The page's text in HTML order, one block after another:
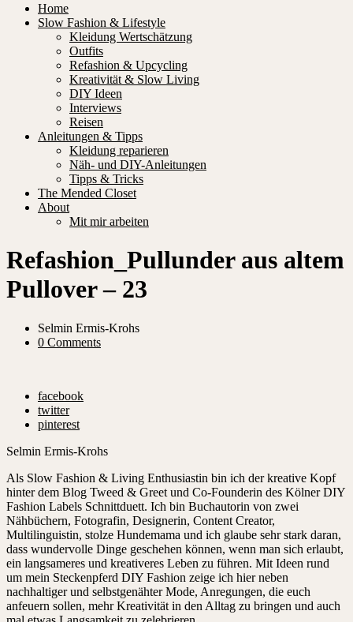
Home
Slow Fashion & Lifestyle
Kleidung Wertschätzung
Outfits
Refashion & Upcycling
Kreativität & Slow Living
DIY Ideen
Interviews
Reisen
Anleitungen & Tipps
Kleidung reparieren
Näh- und DIY-Anleitungen
Tipps & Tricks
The Mended Closet
About
Mit mir arbeiten
Refashion_Pullunder aus altem
Pullover – 23
Selmin Ermis-Krohs
0 Comments
facebook
twitter
pinterest
Selmin Ermis-Krohs
Als Slow Fashion & Living Enthusiastin bin ich der kreative Kopf
hinter dem Blog Tweed & Greet und Co-Founderin des Kölner DIY
Fashion Labels Schnittduett. Ich bin Buchautorin von zwei
Nähbüchern, Fotografin, Designerin, Content Creator,
Multilinguistin, stolze Hundemama und ich glaube sehr stark daran,
dass wundervolle Dinge geschehen können, wenn man sich erlaubt,
ein langsameres und kreativeres Leben zu führen. Mit Ideen rund
um mein Steckenpferd DIY Fashion zeige ich hier neben
nachhaltiger und selbstgenähter Mode, Anregungen, die euch
anfeuern sollen, mehr Kreativität in den Alltag zu bringen und auch